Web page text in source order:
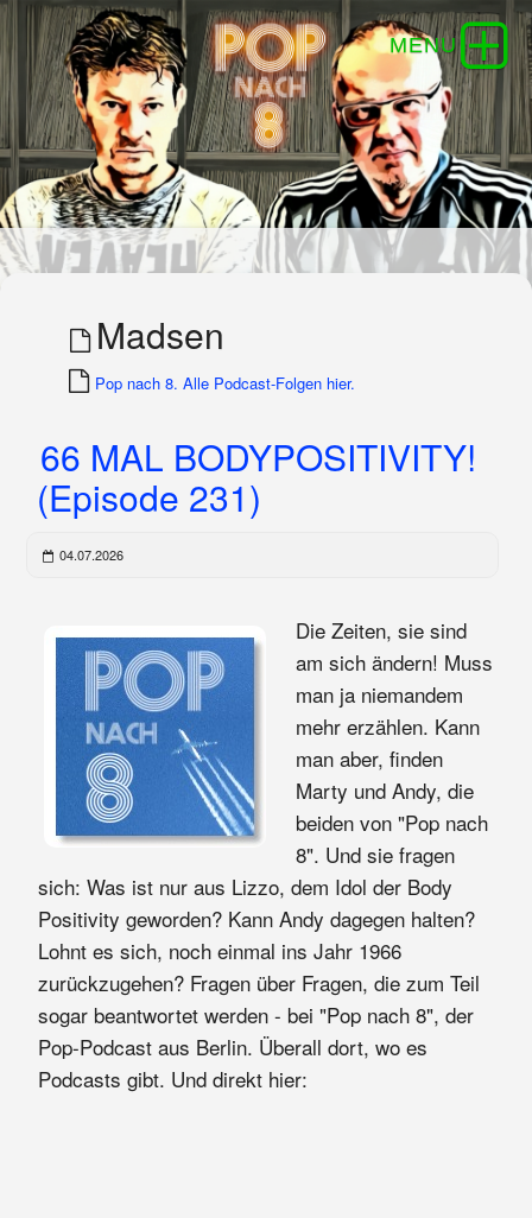
Madsen
Pop nach 8. Alle Podcast-Folgen hier.
66 MAL BODYPOSITIVITY!
(Episode 231)
04.07.2026
Die Zeiten, sie sind
am sich ändern! Muss
man ja niemandem
mehr erzählen. Kann
man aber, finden
Marty und Andy, die
beiden von "Pop nach
8". Und sie fragen
sich: Was ist nur aus Lizzo, dem Idol der Body
Positivity geworden? Kann Andy dagegen halten?
Lohnt es sich, noch einmal ins Jahr 1966
zurückzugehen? Fragen über Fragen, die zum Teil
sogar beantwortet werden - bei "Pop nach 8", der
Pop-Podcast aus Berlin. Überall dort, wo es
Podcasts gibt. Und direkt hier: